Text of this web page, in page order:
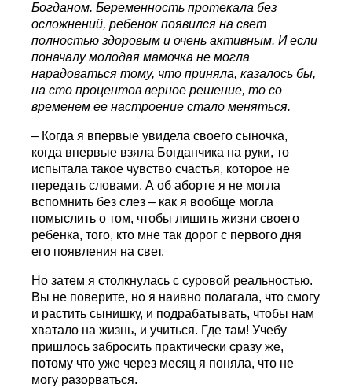
Богданом. Беременность протекала без
осложнений, ребенок появился на свет
полностью здоровым и очень активным. И если
поначалу молодая мамочка не могла
нарадоваться тому, что приняла, казалось бы,
на сто процентов верное решение, то со
временем ее настроение стало меняться.
– Когда я впервые увидела своего сыночка,
когда впервые взяла Богданчика на руки, то
испытала такое чувство счастья, которое не
передать словами. А об аборте я не могла
вспомнить без слез – как я вообще могла
помыслить о том, чтобы лишить жизни своего
ребенка, того, кто мне так дорог с первого дня
его появления на свет.
Но затем я столкнулась с суровой реальностью.
Вы не поверите, но я наивно полагала, что смогу
и растить сынишку, и подрабатывать, чтобы нам
хватало на жизнь, и учиться. Где там! Учебу
пришлось забросить практически сразу же,
потому что уже через месяц я поняла, что не
могу разорваться.